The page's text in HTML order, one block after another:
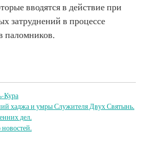
вводятся в действие при
затруднений в процессе
паломников.
Кура
хаджа и умры Служителя Двух Святынь.
дел.
новостей.